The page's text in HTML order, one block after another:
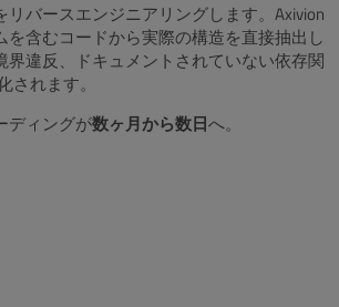
バースエンジニアリングします。Axivion
を含むコードから実際の構造を直接抽出し
界違反、ドキュメントされていない依存関
れます。
ディングが数ヶ月から数日へ。